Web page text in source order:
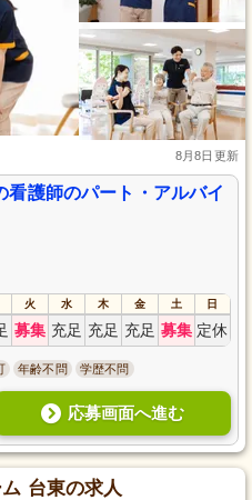
8月8日更新
護師のパート・アルバイ
火 水 木 金 土 日
募集 充足 充足 充足 募集 定休
年齢不問 学歴不問
応募画面へ進む
台東の求人